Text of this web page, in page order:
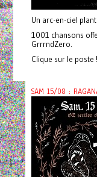
Un arc-en-ciel
1001 chansons
GrrrndZero.
Clique sur le poste !
SAM 15/08 :